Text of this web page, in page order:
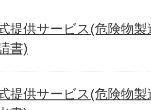
提供サービス(危険物
書)
提供サービス(危険物